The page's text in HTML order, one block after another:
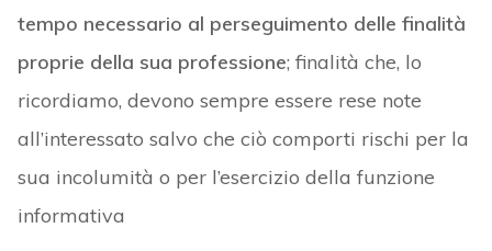
tempo necessario al perseguimento delle finalità
proprie della sua professione; finalità che, lo
ricordiamo, devono sempre essere rese note
all’interessato salvo che ciò comporti rischi per la
sua incolumità o per l’esercizio della funzione
informativa